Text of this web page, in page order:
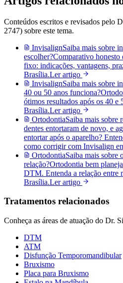
Conteúdos escritos e revisados pelo
2747) sobre este tema.
InvisalignSaiba mais sobre
escolher?Comparativo honesto
fixo: indicações, vantagens,
Brasília.Ler artigo
InvisalignSaiba mais sobre
40 ou 50 anos funciona?
ótimos resultados após os 40 e
Brasília.Ler artigo
OrtodontiaSaiba mais sobre
dentes entortaram de novo, e
entortar após o aparelho?
como corrigir com Invisalign
OrtodontiaSaiba mais sobre
relação?Ortodontia bem
DTM. Entenda a relação entre
Brasília.Ler artigo
Tratamentos relacionados
Conheça as áreas de atuação do Dr.
DTM
ATM
Disfunção Temporomandibular
Bruxismo
Placa para Bruxismo